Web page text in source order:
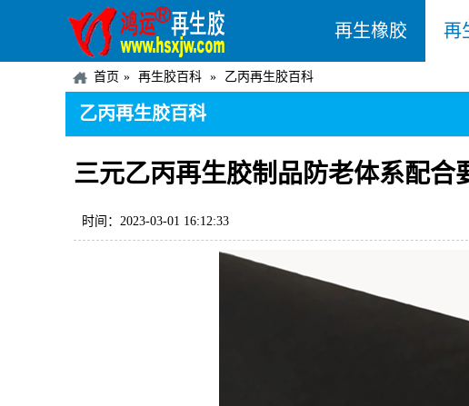
再生橡胶 再
首页 再生胶百科 乙丙再生胶百科
乙丙再生胶百科
三元乙丙再生胶制品防老体系配合
时间：2023-03-01 16:12:33